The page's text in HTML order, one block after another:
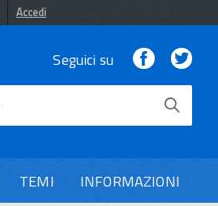
Accedi
Seguici su Facebook
TEMI INFORMAZIONI